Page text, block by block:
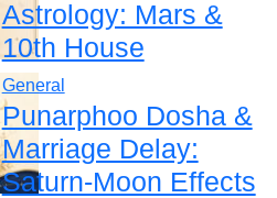
Astrology: Mars &
10th House
General
Punarphoo Dosha &
Marriage Delay:
Saturn-Moon Effects